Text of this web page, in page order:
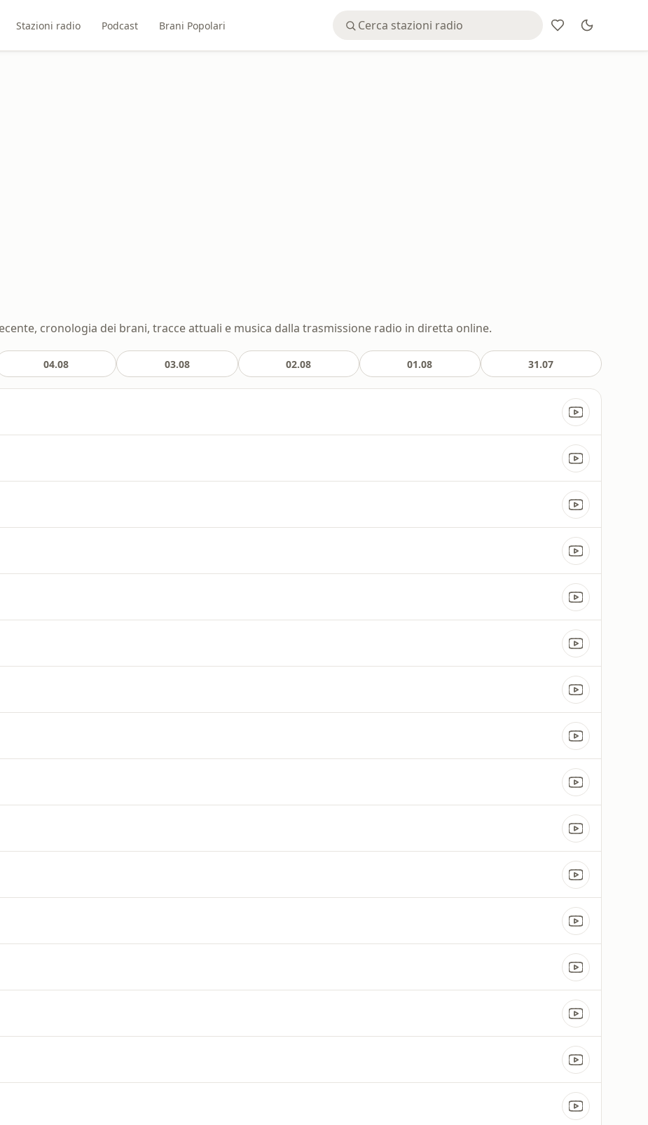
Stazioni radio Podcast Brani Popolari
cronologia dei brani, tracce attuali e musica dalla trasmissione radio in diretta online.
04.08 03.08 02.08 01.08 31.07